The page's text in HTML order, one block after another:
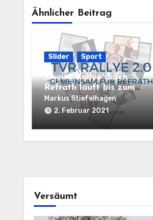
Ähnlicher Beitrag
Slider Sport
Zweite Rallye durch
Refrath läuft bis zum
14.02.2021
Markus Stiefelhagen
2. Februar 2021
Versäumt